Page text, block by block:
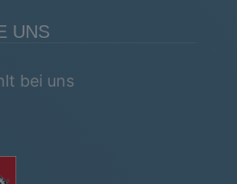
UNS
bei uns